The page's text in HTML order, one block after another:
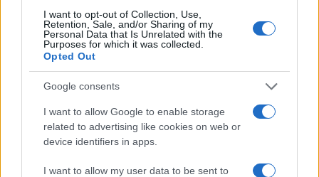
I want to opt-out of Collection, Use,
Retention, Sale, and/or Sharing of my
Personal Data that Is Unrelated with the
Purposes for which it was collected.
Opted Out
Google consents
I want to allow Google to enable storage
related to advertising like cookies on web or
device identifiers in apps.
I want to allow my user data to be sent to
conquistare vittorie.